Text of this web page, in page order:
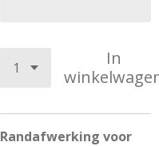
In
Randafwerking voor